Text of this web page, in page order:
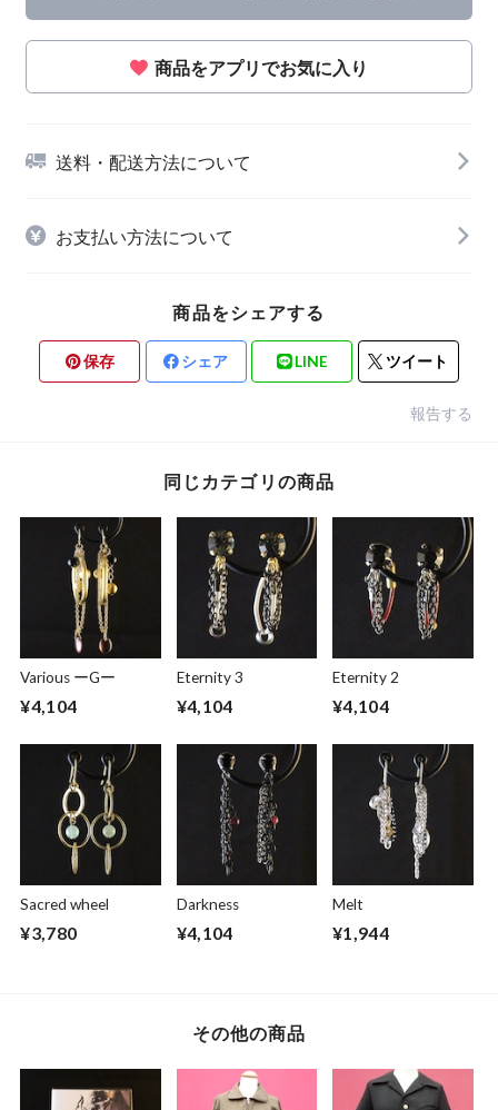
商品をアプリでお気に入り
送料・配送方法について
お支払い方法について
商品をシェアする
保存 シェア LINE ツイート
報告する
同じカテゴリの商品
Various ーGー
¥4,104
Eternity 3
¥4,104
Eternity 2
¥4,104
Sacred wheel
¥3,780
Darkness
¥4,104
Melt
¥1,944
その他の商品